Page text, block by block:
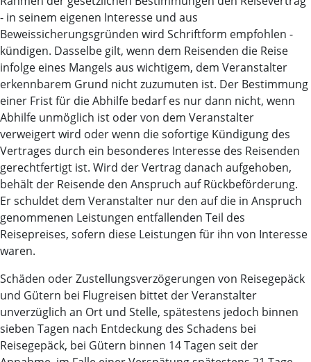
- in seinem eigenen Interesse und aus
Beweissicherungsgründen wird Schriftform empfohlen -
kündigen. Dasselbe gilt, wenn dem Reisenden die Reise
infolge eines Mangels aus wichtigem, dem Veranstalter
erkennbarem Grund nicht zuzumuten ist. Der Bestimmung
einer Frist für die Abhilfe bedarf es nur dann nicht, wenn
Abhilfe unmöglich ist oder von dem Veranstalter
verweigert wird oder wenn die sofortige Kündigung des
Vertrages durch ein besonderes Interesse des Reisenden
gerechtfertigt ist. Wird der Vertrag danach aufgehoben,
behält der Reisende den Anspruch auf Rückbeförderung.
Er schuldet dem Veranstalter nur den auf die in Anspruch
genommenen Leistungen entfallenden Teil des
Reisepreises, sofern diese Leistungen für ihn von Interesse
waren.
Schäden oder Zustellungsverzögerungen von Reisegepäck
und Gütern bei Flugreisen bittet der Veranstalter
unverzüglich an Ort und Stelle, spätestens jedoch binnen
sieben Tagen nach Entdeckung des Schadens bei
Reisegepäck, bei Gütern binnen 14 Tagen seit der